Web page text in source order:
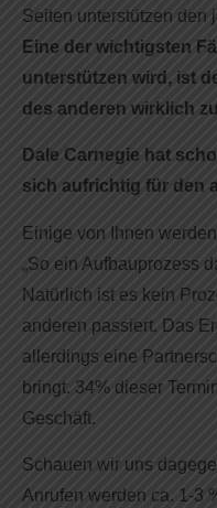
Seiten unterstützen den
Eine der wichtigsten
unterstützen wird, ist
des anderen wirklich
Dale Carnegie hat
sich aufrichtig für den
Einige von Ihnen
„So ein Aufbauprozess
Natürlich ist es kein
anderen passiert. Das
allerdings eine
bringt. 34% dieser
Geschäft.
Schauen wir uns
Anrufen werden ca. 1-3